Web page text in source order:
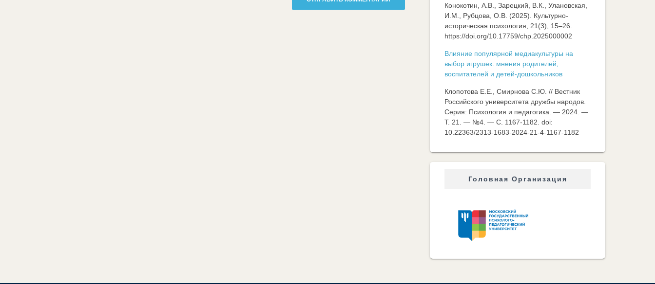
Конокотин, А.В., Зарецкий, В.К., Улановская,
И.М., Рубцова, О.В. (2025). Культурно-
историческая психология, 21(3), 15–26.
https://doi.org/10.17759/chp.2025000002
Влияние популярной медиакультуры на
выбор игрушек: мнения родителей,
воспитателей и детей-дошкольников
Клопотова Е.Е., Смирнова С.Ю. // Вестник
Российского университета дружбы народов.
Серия: Психология и педагогика. — 2024. —
Т. 21. — №4. — C. 1167-1182. doi:
10.22363/2313-1683-2024-21-4-1167-1182
Головная Организация